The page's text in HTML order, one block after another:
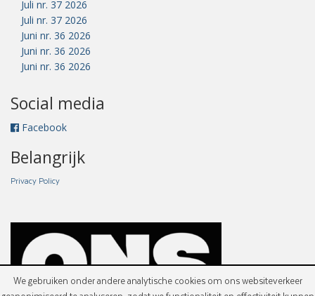
We gebruiken onder andere analytische cookies om ons websiteverkeer
Juli nr. 37 2026
Juli nr. 37 2026
Juni nr. 36 2026
Juni nr. 36 2026
Juni nr. 36 2026
Social media
Facebook
Belangrijk
Privacy Policy